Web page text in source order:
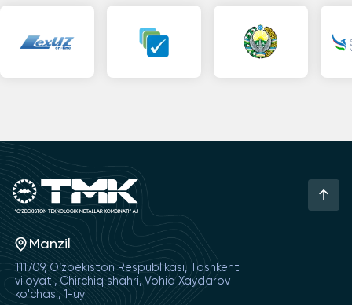
Manzil
111709, O‘zbekiston Respublikasi, Toshkent
viloyati, Chirchiq shahri, Vohid Xaydarov
ko'chasi, 1-uy